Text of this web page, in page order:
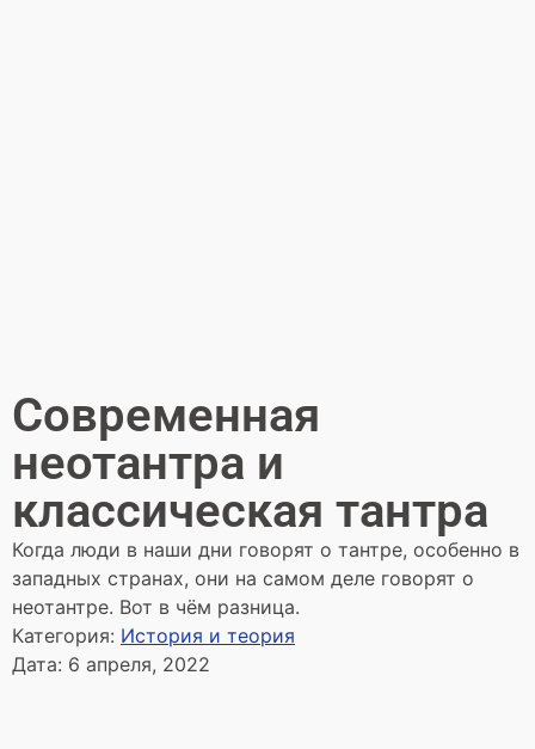
Cовременная
неотантра и
классическая тантра
Когда люди в наши дни говорят о тантре, особенно в
западных странах, они на самом деле говорят о
неотантре. Вот в чём разница.
Категория: История и теория
Дата: 6 апреля, 2022